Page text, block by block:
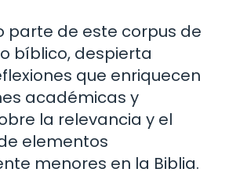
parte de este corpus de
bíblico, despierta
que enriquecen
académicas y
la relevancia y el
elementos
menores en la Biblia.